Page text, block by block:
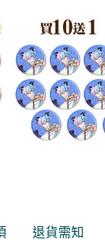
退貨需知